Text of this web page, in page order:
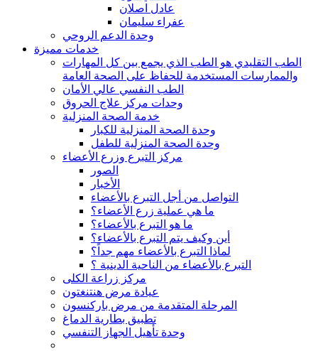
عادل اصلان
عفراء سليمان
وحدة الدعم الروحي
خدمات مميزة
الطب التقليدي هو الطب الذي يجمع بين كل المهارات
والممارسات المستخدمة للحفاظ على الصحة العامة
الطب النفسي عالي الأمان
وحدات مركز علاج الحروق
خدمة الصحة المنزلية
وحدة الصحة المنزلية للكبار
وحدة الصحة المنزلية للطفل
مركز التبرع وزرع الأعضاء
الصور
الأخبار
التواصل من أجل التبرع بالأعضاء
ما هي عملية زرع الأعضاء؟
ما هو التبرع بالأعضاء؟
أين وكيف يتم التبرع بالأعضاء؟
لماذا التبرع بالأعضاء مهم جداً؟
التبرع بالأعضاء من الناحية الدينية ؟
مركز زراعة الكلى
عيادة مرض هنتنغتون
المرحلة المتقدمة من مرض باركنسون
تطبيق بطارية الدماغ
وحدة تأهيل الجهاز التنفسي